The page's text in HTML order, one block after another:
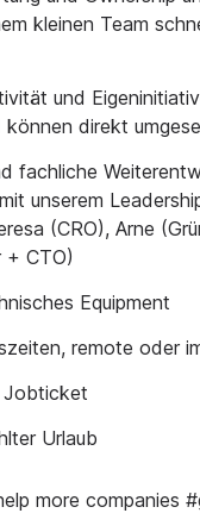
kleinen Team
und
können direkt
fachliche
unserem
(CRO), Arne
+ CTO)
Equipment
remote oder
Jobticket
Urlaub
more companies